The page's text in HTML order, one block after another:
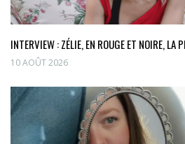
INTERVIEW : ZÉLIE, EN ROUGE ET NOIRE, LA
10 AOÛT 2026